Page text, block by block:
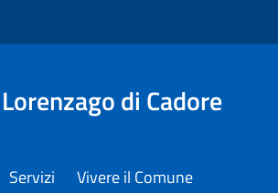
di Cadore
Servizi Vivere il Comune